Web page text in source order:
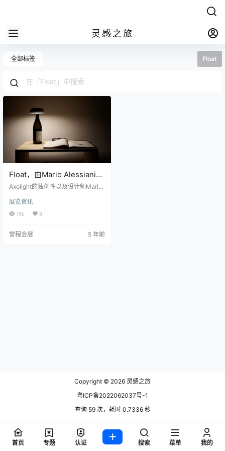
灵感之旅
全部标签 Float
Float，由Mario Alessiani为
Axolight设计的可转换便携
Axolight的独创性以及设计师Mario
at灯，一种可在室外和室内使用的多
功能便携式灯，可用于不同的用
海滩上的漂浮物，并允许个人以不
展览资讯
192 0
誉程会展 5 年前
Copyright © 2026 灵感之旅
粤ICP备2022062037号-1
查询 59 次，耗时 0.7336 秒
首页 专题 认证 搜索 菜单 我的